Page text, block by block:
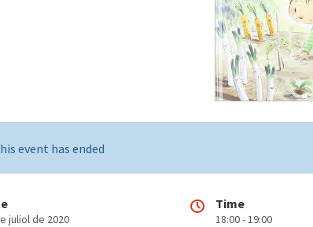
event has ended
juliol de 2020
Time
18:00 - 19:00